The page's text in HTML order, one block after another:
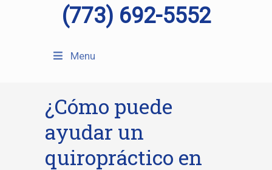
(773) 692-5552
Menu
¿Cómo puede
ayudar un
quiropráctico en